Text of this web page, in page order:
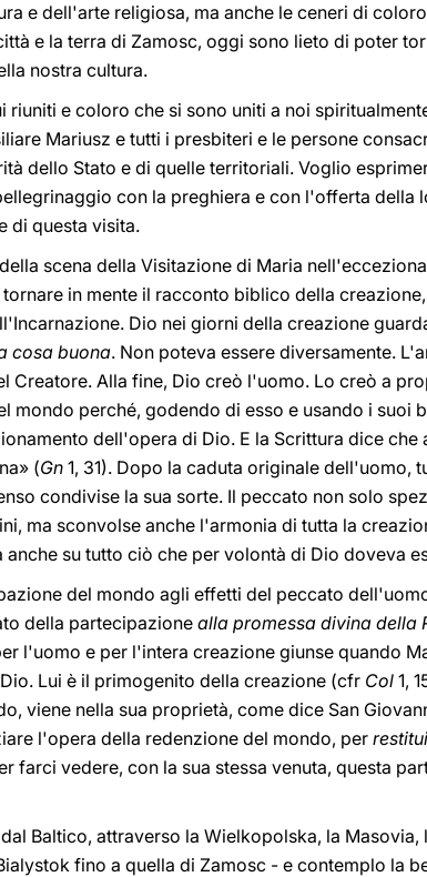
e dell'arte religiosa, ma anche le ceneri di
e la terra di Zamosc, oggi sono lieto di poter
nostra cultura.
e coloro che si sono uniti a noi
Mariusz e tutti i presbiteri e le persone
dello Stato e di quelle territoriali. Voglio
con la preghiera e con l'offerta della
di questa visita.
scena della Visitazione di Maria
in mente il racconto biblico della
Dio nei giorni della creazione
cosa buona. Non poteva essere diversamente.
Creatore. Alla fine, Dio creò l'uomo. Lo creò a
mondo perché, godendo di esso e usando i suoi
dell'opera di Dio. E la Scrittura dice che
(Gn 1, 31). Dopo la caduta originale dell'uomo,
condivise la sua sorte. Il peccato non solo
ma sconvolse anche l'armonia di tutta la
anche su tutto ciò che per volontà di Dio doveva
del mondo agli effetti del peccato
della partecipazione alla promessa divina della
l'uomo e per l'intera creazione giunse quando
Lui è il primogenito della creazione (cfr Col 1,
viene nella sua proprietà, come dice San
l'opera della redenzione del mondo, per
farci vedere, con la sua stessa venuta, questa
Baltico, attraverso la Wielkopolska, la Masovia,
fino a quella di Zamosc - e contemplo la